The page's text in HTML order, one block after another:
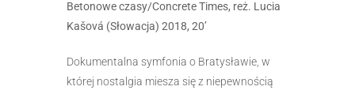
Betonowe czasy/Concrete Times, reż. Lucia
Kašová (Słowacja) 2018, 20’
Dokumentalna symfonia o Bratysławie, w
której nostalgia miesza się z niepewnością